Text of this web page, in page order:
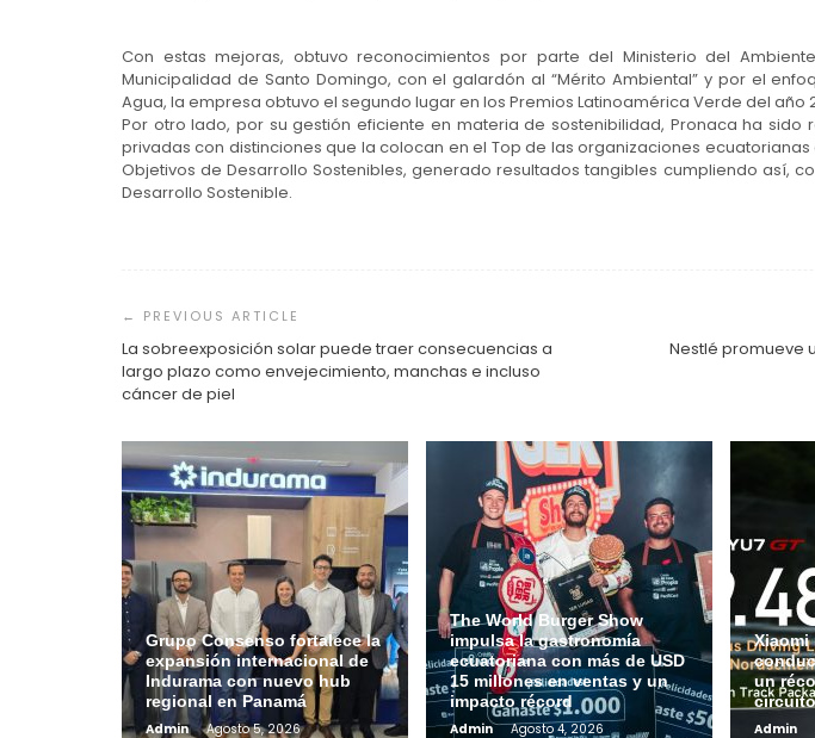
Con estas mejoras, obtuvo reconocimientos por parte del Ministerio del
Municipalidad de Santo Domingo, con el galardón al “Mérito Ambiental” y por el
Agua, la empresa obtuvo el segundo lugar en los Premios Latinoamérica Verde del año
Por otro lado, por su gestión eficiente en materia de sostenibilidad, Pronaca ha sido
privadas con distinciones que la colocan en el Top de las organizaciones
Objetivos de Desarrollo Sostenibles, generado resultados tangibles cumpliendo así,
Desarrollo Sostenible.
de
entradas
La sobreexposición solar puede traer consecuencias a
largo plazo como envejecimiento, manchas e incluso
cáncer de piel
Nestlé promueve
Grupo Consenso fortalece la
expansión internacional de
Indurama con nuevo hub
regional en Panamá
Admin Agosto 5, 2026
The World Burger Show
impulsa la gastronomía
ecuatoriana con más de USD
15 millones en ventas y un
impacto récord
Admin Agosto 4, 2026
Xiaomi
un
Admin